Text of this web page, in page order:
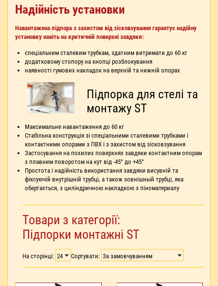
Надійність установки
Навантажена підпора з захистом від зісковзування гарантує надійну
установку навіть на критичній поверхні завдяки:
спеціальним сталевим трубкам, здатним витримати до 60 кг
додатковому стопору на кнопці розблокування
наявності гумових накладок на верхній та нижній опорах
Підпорка для стелі та
монтажу ST
Максимальне навантаження до 60 кг
Стабільна конструкція зі спеціальними сталевими трубками і
контактними опорами з ПВХ і з захистом від зісковзування
Застосування на похилих поверхнях завдяки контактним опорам
з плавним поворотом на кут від -45° до +45°
Простота і надійність використання завдяки висувній та
фіксуючій внутрішній трубці, а також зовнішньій трубці, яка
обертається, з циліндричною накладкою з піноматериалу
Товари з категорії:
Підпорки монтажні ST
На сторінці: Сортувати: